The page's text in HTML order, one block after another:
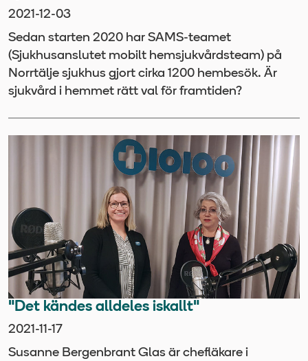
2021-12-03
Sedan starten 2020 har SAMS-teamet
(Sjukhusanslutet mobilt hemsjukvårdsteam) på
Norrtälje sjukhus gjort cirka 1200 hembesök. Är
sjukvård i hemmet rätt val för framtiden?
"Det kändes alldeles iskallt"
2021-11-17
Susanne Bergenbrant Glas är chefläkare i